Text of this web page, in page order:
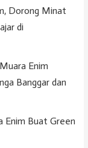
Dorong Minat
di
Enim
Banggar dan
Enim Buat Green